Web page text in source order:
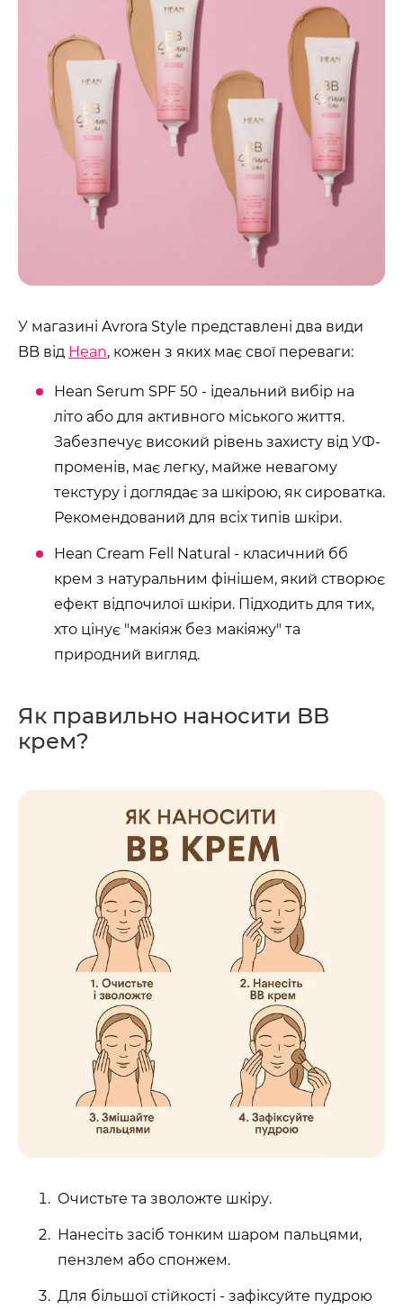
У магазині Avrora Style представлені два види
BB від Hean, кожен з яких має свої переваги:
Hean Serum SPF 50 - ідеальний вибір на
літо або для активного міського життя.
Забезпечує високий рівень захисту від УФ-
променів, має легку, майже невагому
текстуру і доглядає за шкірою, як сироватка.
Рекомендований для всіх типів шкіри.
Hean Cream Fell Natural - класичний бб
крем з натуральним фінішем, який створює
ефект відпочилої шкіри. Підходить для тих,
хто цінує "макіяж без макіяжу" та
природний вигляд.
Як правильно наносити BB
крем?
Очистьте та зволожте шкіру.
Нанесіть засіб тонким шаром пальцями,
пензлем або спонжем.
Для більшої стійкості - зафіксуйте пудрою